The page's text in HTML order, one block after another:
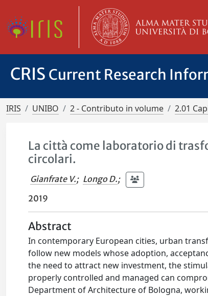
CRIS Current Research
IRIS UNIBO 2 - Contributo in volume 2.01
La città come laboratorio di
circolari.
Gianfrate V.; Longo D.;
2019
Abstract
In contemporary European cities, urban
follow new models whose adoption,
the need to attract new investment, the
properly controlled and managed can
Department of Architecture of Bologna,